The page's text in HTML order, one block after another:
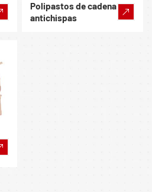
Polipastos de cadena
antichispas